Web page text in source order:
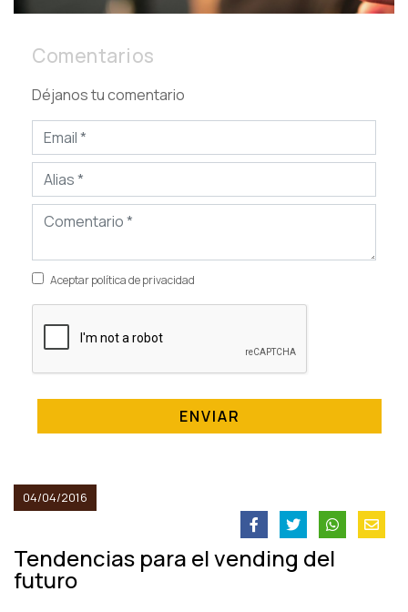
Comentarios
Déjanos tu comentario
Aceptar política de privacidad
ENVIAR
04/04/2016
Tendencias para el vending del
futuro